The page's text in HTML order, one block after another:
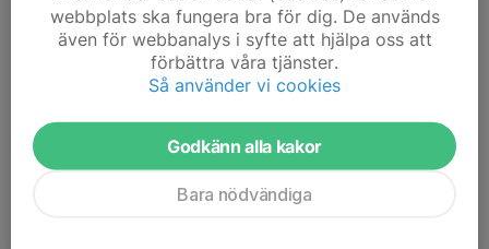
jag var tvungen att släppa den tanken och istället fokusera på
och njuta av loppet och ta mig i mål, oavsett hur lång tid det
Nu blev det riktigt härlig stakning över sjön vid Granudden, och
därefter tog klättringen mot Tjåmotis vid 85 km och den högsta
punkten sin början - genom magisk trollskog och upp på berget.
Vi var 5 som tillsammans höll ihop och kämpade oss upp, vilket
webbplats ska fungera bra för dig. De används
även för webbanalys i syfte att hjälpa oss att
förbättra våra tjänster.
Så använder vi cookies
Godkänn alla kakor
Bara nödvändiga